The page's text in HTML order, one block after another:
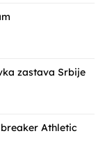
zastava Srbije
Athletic